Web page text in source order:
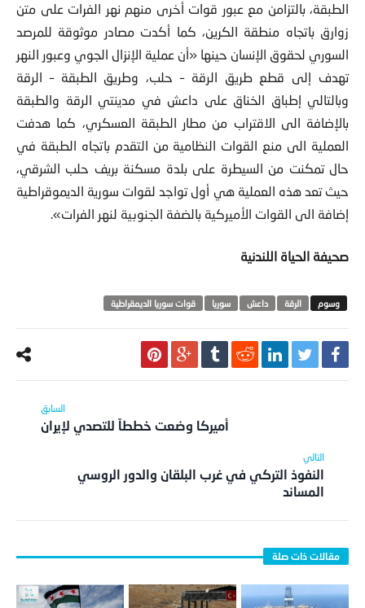
الطبقة، بالتزامن مع عبور قوات أخرى منهم نهر الفرات على متن
زوارق باتجاه منطقة الكرين، كما أكدت مصادر موثوقة للمرصد
السوري لحقوق الإنسان حينها «أن عملية الإنزال الجوي وعبور النهر
تهدف إلى قطع طريق الرقة – حلب، وطريق الطبقة – الرقة
وبالتالي إطباق الخناق على داعش في مدينتي الرقة والطبقة
بالإضافة الى الاقتراب من مطار الطبقة العسكري، كما هدفت
العملية الى منع القوات النظامية من التقدم باتجاه الطبقة في
حال تمكنت من السيطرة على بلدة مسكنة بريف حلب الشرقي،
حيث تعد هذه العملية هي أول تواجد لقوات سورية الديموقراطية
إضافة الى القوات الأميركية بالضفة الجنوبية لنهر الفرات».
صحيفة الحياة اللندنية
الرقة داعش سوريا قوات سوريا الديمقراطية
أميركا وضعت خططاً للتصدي لإيران
النفوذ التركي في غرب البلقان والدور الروسي
المساند